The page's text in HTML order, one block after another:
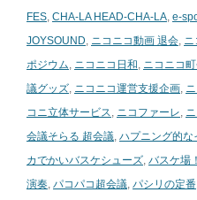
FES, CHA-LA HEAD-CHA-LA, e-
JOYSOUND, ニコニコ動画 退会, ニ
ポジウム, ニコニコ日和, ニコニコ
議グッズ, ニコニコ運営支援企画,
コニ立体サービス, ニコファーレ,
会議そらる 超会議, ハプニング的な
カでかいバスケシューズ, バスケ場！
演奏, パコパコ超会議, パシリの定番